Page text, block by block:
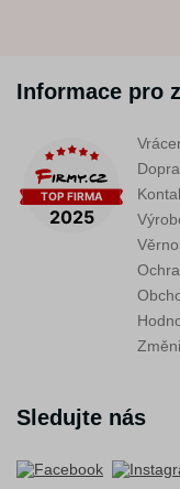
Informace pro
Sledujte nás